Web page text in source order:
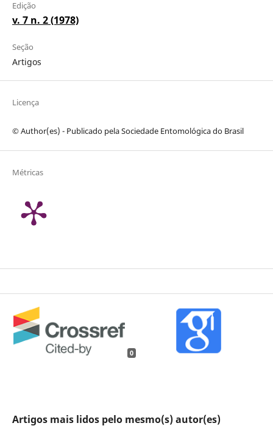
Edição
v. 7 n. 2 (1978)
Seção
Artigos
Licença
© Author(es) - Publicado pela Sociedade Entomológica do Brasil
Métricas
0
Artigos mais lidos pelo mesmo(s) autor(es)